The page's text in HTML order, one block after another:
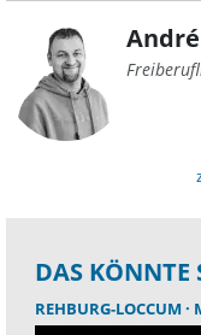
DAS KÖNNTE
REHBURG-LOCCUM